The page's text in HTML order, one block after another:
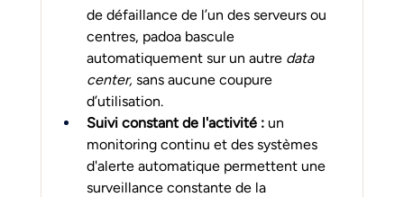
de défaillance de l’un des serveurs ou
centres, padoa bascule
automatiquement sur un autre data
center, sans aucune coupure
d’utilisation.
Suivi constant de l'activité : un
monitoring continu et des systèmes
d'alerte automatique permettent une
surveillance constante de la